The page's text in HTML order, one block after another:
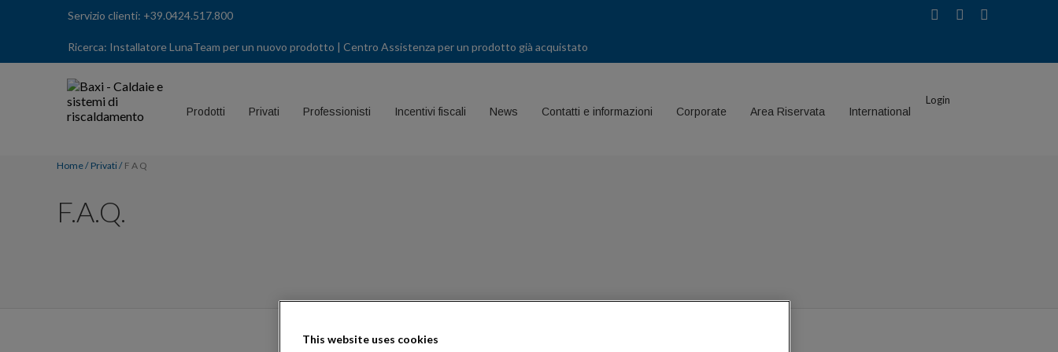
Servizio clienti: +39.0424.517.800
Ricerca: Installatore LunaTeam per un nuovo prodotto | Centro Assistenza per un prodotto già acquistato
Prodotti Privati Professionisti Incentivi fiscali News Contatti e informazioni Corporate Area Riservata International
Login
F.A.Q.
Home Privati F A Q
This website uses cookies